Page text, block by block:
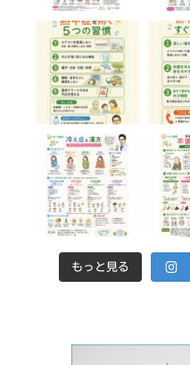
もっと見る